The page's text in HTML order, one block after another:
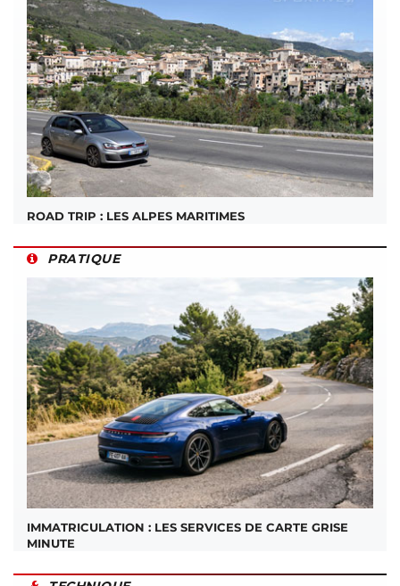
ROAD TRIP : LES ALPES MARITIMES
PRATIQUE
IMMATRICULATION : LES SERVICES DE CARTE GRISE
MINUTE